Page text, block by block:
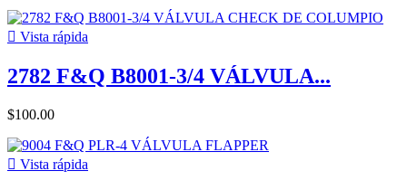
 Vista rápida
2782 F&Q B8001-3/4 VÁLVULA...
$100.00
 Vista rápida